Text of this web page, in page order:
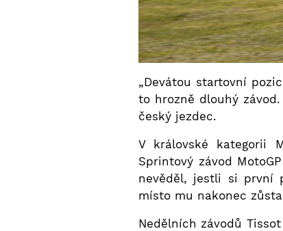
„Devátou startovní
to hrozně dlouhý
český jezdec.
V královské kategorii
Sprintový závod
nevěděl, jestli si první
místo mu nakonec
Nedělních závodů